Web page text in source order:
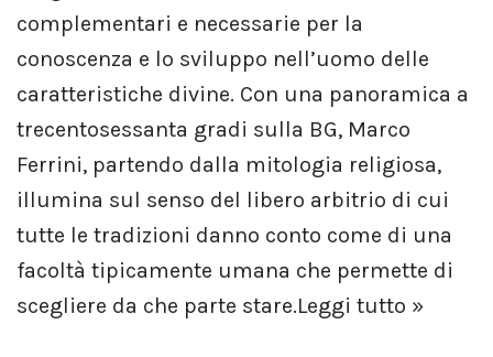
complementari e necessarie per la
conoscenza e lo sviluppo nell’uomo delle
caratteristiche divine. Con una panoramica a
trecentosessanta gradi sulla BG, Marco
Ferrini, partendo dalla mitologia religiosa,
illumina sul senso del libero arbitrio di cui
tutte le tradizioni danno conto come di una
facoltà tipicamente umana che permette di
scegliere da che parte stare.Leggi tutto »